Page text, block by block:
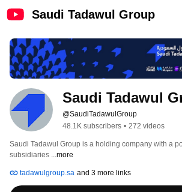
Saudi Tadawul Group
Saudi Tadawul
@SaudiTadawulGroup
48.1K subscribers • 272 videos
Saudi Tadawul Group is a holding company with a
subsidiaries ...more
tadawulgroup.sa and 3 more links